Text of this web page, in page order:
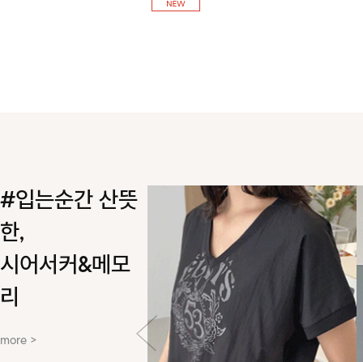
#입는순간 산뜻
한,
시어서커&메모
리
more >